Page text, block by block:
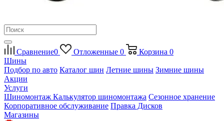
Сравнение0 Отложенные 0 Корзина 0
Шины
Подбор по авто Каталог шин Летние шины Зимние шины
Акции
Услуги
Шиномонтаж Калькулятор шиномонтажа Сезонное хранение
Корпоративное обслуживание Правка Дисков
Магазины